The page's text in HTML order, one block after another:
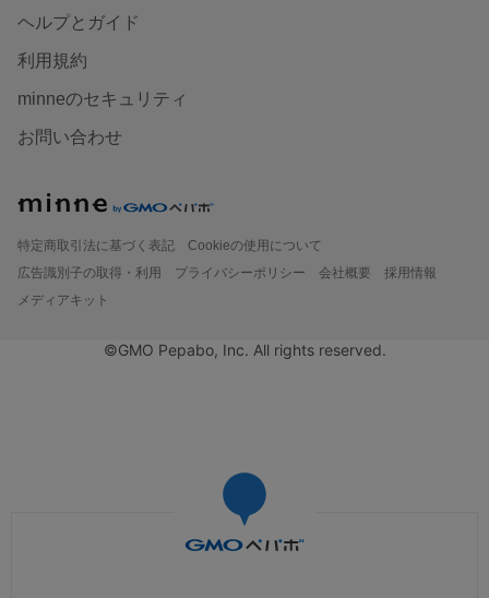
ヘルプとガイド
利用規約
minneのセキュリティ
お問い合わせ
特定商取引法に基づく表記
Cookieの使用について
広告識別子の取得・利用
プライバシーポリシー 会社概要
採用情報
メディアキット
©GMO Pepabo, Inc. All rights reserved.